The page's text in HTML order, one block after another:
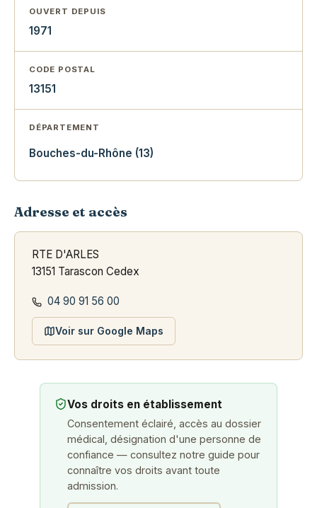
OUVERT DEPUIS
1971
CODE POSTAL
13151
DÉPARTEMENT
Bouches-du-Rhône (13)
Adresse et accès
RTE D'ARLES
13151 Tarascon Cedex
04 90 91 56 00
Voir sur Google Maps
Vos droits en établissement
Consentement éclairé, accès au dossier
médical, désignation d'une personne de
confiance — consultez notre guide pour
connaître vos droits avant toute
admission.